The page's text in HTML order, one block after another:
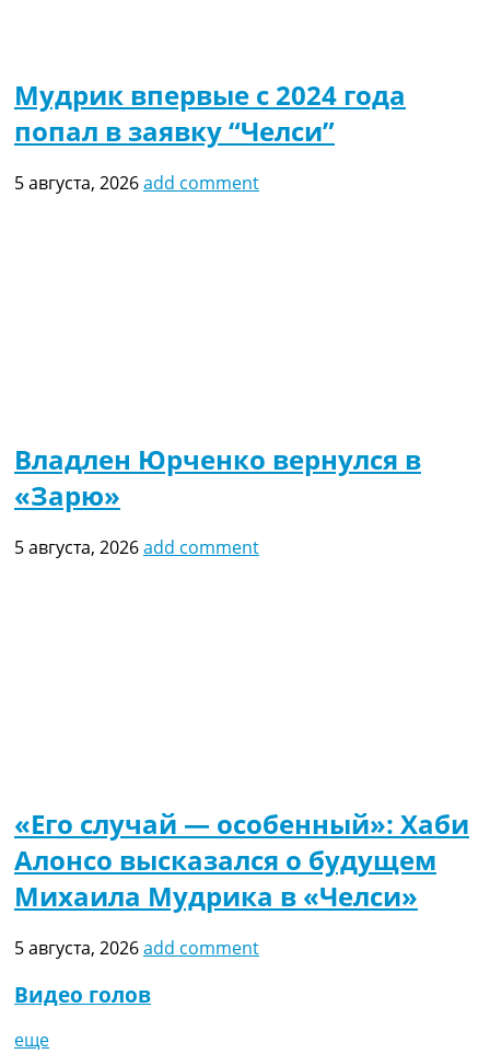
Мудрик впервые с 2024 года
попал в заявку “Челси”
5 августа, 2026add comment
Владлен Юрченко вернулся в
«Зарю»
5 августа, 2026add comment
«Его случай — особенный»: Хаби
Алонсо высказался о будущем
Михаила Мудрика в «Челси»
5 августа, 2026add comment
Видео голов
еще